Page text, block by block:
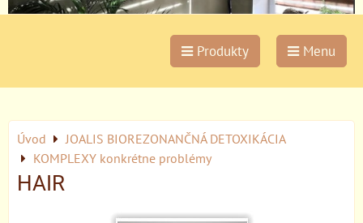
Produkty Menu
Úvod
JOALIS BIOREZONANČNÁ DETOXIKÁCIA
KOMPLEXY konkrétne problémy
HAIR